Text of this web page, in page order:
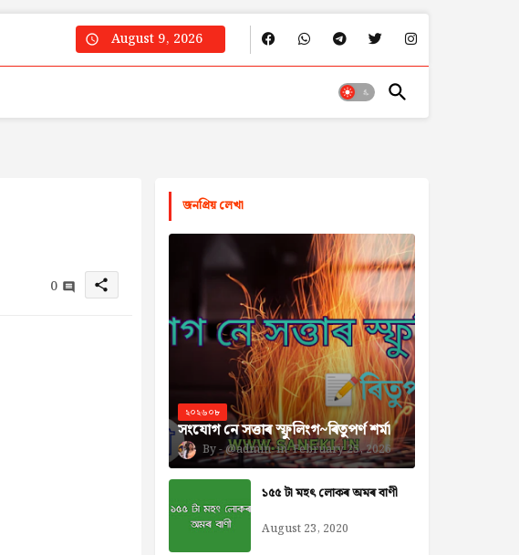
August 9, 2026
0 share
জনপ্রিয় লেখা
২০২৬০৮
সংযোগ নে সত্তাৰ স্ফুলিংগ~ৰিতুপৰ্ণ শৰ্মা
@admin February 25, 2026
১৫৫ টা মহৎ লোকৰ অমৰ বাণী
August 23, 2020